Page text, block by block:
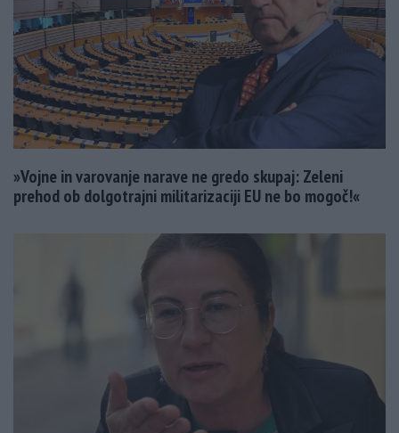
»Vojne in varovanje narave ne gredo skupaj: Zeleni
prehod ob dolgotrajni militarizaciji EU ne bo mogoč!«